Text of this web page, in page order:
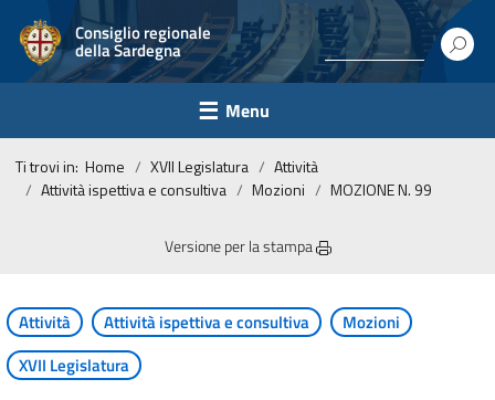
Consiglio regionale
della Sardegna
Menu
Ti trovi in: Home XVII Legislatura
Attività
Attività ispettiva e consultiva
Mozioni MOZIONE N. 99
Versione per la stampa
Attività Attività ispettiva e consultiva
Mozioni
XVII Legislatura